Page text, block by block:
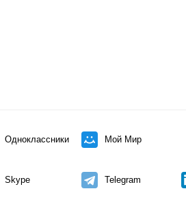
Одноклассники Мой Мир
Skype Telegram